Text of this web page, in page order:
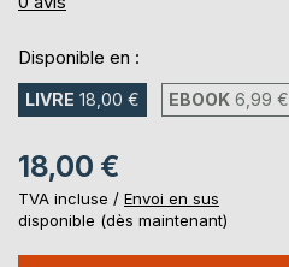
Disponible en :
LIVRE 18,00 € EBOOK 6,99 €
18,00 €
TVA incluse / Envoi en sus
disponible (dès maintenant)